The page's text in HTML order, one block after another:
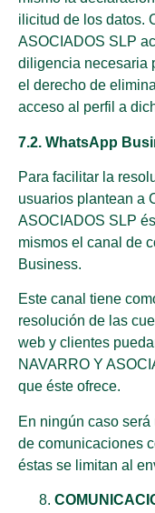
ilicitud de los datos.
ASOCIADOS SLP
diligencia necesaria
el derecho de
acceso al perfil a
7.2. WhatsApp
Para facilitar la
usuarios plantean a
ASOCIADOS SLP
mismos el canal de
Business.
Este canal tiene
resolución de las
web y clientes
NAVARRO Y
que éste ofrece.
En ningún caso
de comunicaciones
éstas se limitan al